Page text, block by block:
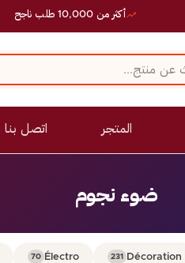
أكثر من 10,000 طلب ناجح
المتجر اتصل بنا
ضوء نجوم
Décoration
231
Électro
70